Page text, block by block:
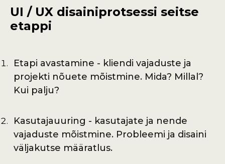
UI / UX disainiprotsessi seitse
etappi
Etapi avastamine - kliendi vajaduste ja
projekti nõuete mõistmine. Mida? Millal?
Kui palju?
Kasutajauuring - kasutajate ja nende
vajaduste mõistmine. Probleemi ja disaini
väljakutse määratlus.